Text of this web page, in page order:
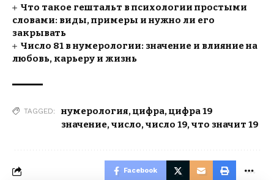
Что такое гештальт в психологии простыми
словами: виды, примеры и нужно ли его
закрывать
Число 81 в нумерологии: значение и влияние на
любовь, карьеру и жизнь
TAGGED: нумерология,цифра,цифра 19
значение,число,число 19,что значит 19
Facebook